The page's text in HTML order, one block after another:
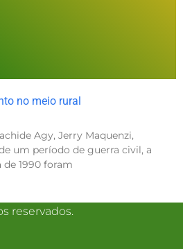
no meio rural
Agy, Jerry Maquenzi,
um período de guerra civil, a
1990 foram
reservados.